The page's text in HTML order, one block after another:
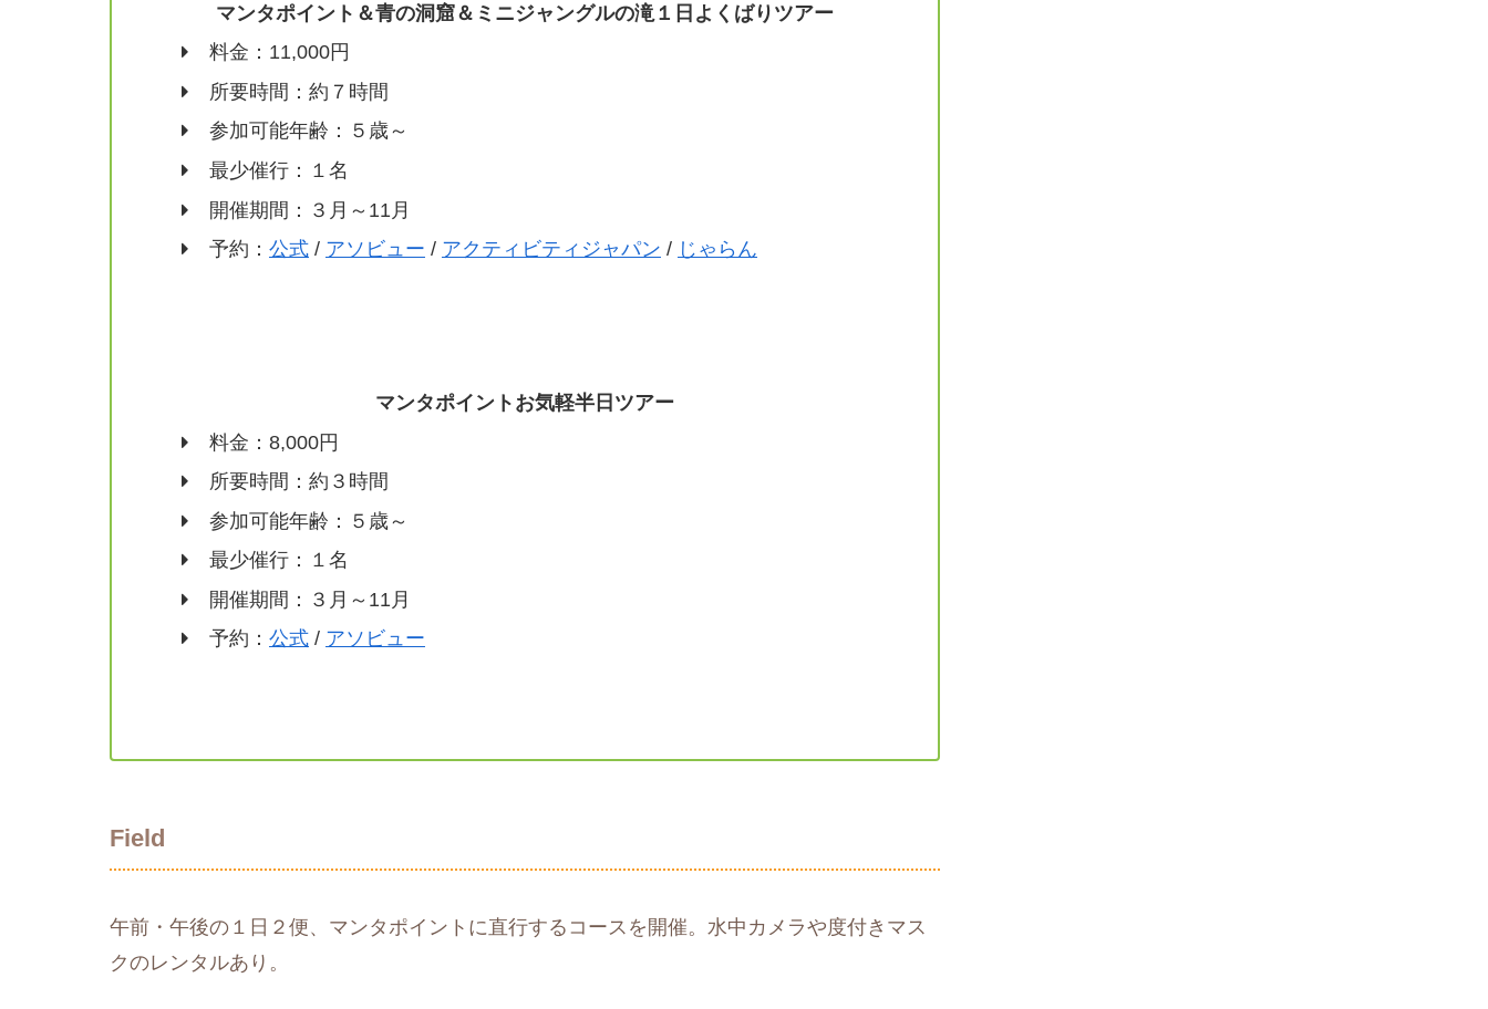
マンタポイント＆青の洞窟＆ミニジャングルの滝１日よくばりツアー
料金：11,000円
所要時間：約７時間
参加可能年齢：５歳～
最少催行：１名
開催期間：３月～11月
予約： 公式/ アソビュー / アクティビティジャパン / じゃらん
マンタポイントお気軽半日ツアー
料金：8,000円
所要時間：約３時間
参加可能年齢：５歳～
最少催行：１名
開催期間：３月～11月
予約： 公式/ アソビュー
Field
午前・午後の１日２便、マンタポイントに直行するコースを開催。水中カメラや度付きマス
クのレンタルあり。